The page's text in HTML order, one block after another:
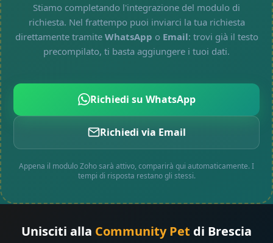
Stiamo completando l'integrazione del modulo di
richiesta. Nel frattempo puoi inviarci la tua richiesta
direttamente tramite WhatsApp o Email: trovi già il testo
precompilato, ti basta aggiungere i tuoi dati.
Richiedi su WhatsApp
Richiedi via Email
Appena il modulo Zoho sarà attivo, comparirà qui automaticamente. I
tempi di risposta restano gli stessi.
Unisciti alla Community Pet di Brescia